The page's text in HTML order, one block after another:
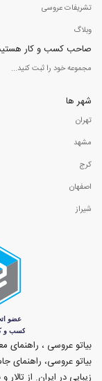
تشریفات عروسی
وبلاگ
صاحب کسب و کار
مجموعه خود را ثبت کنید...
شهر ها
تهران
مشهد
کرج
اصفهان
شیراز
بیاتو عروسی ،
بیاتو عروسی، راهنمای
زیبایی در ایران. از